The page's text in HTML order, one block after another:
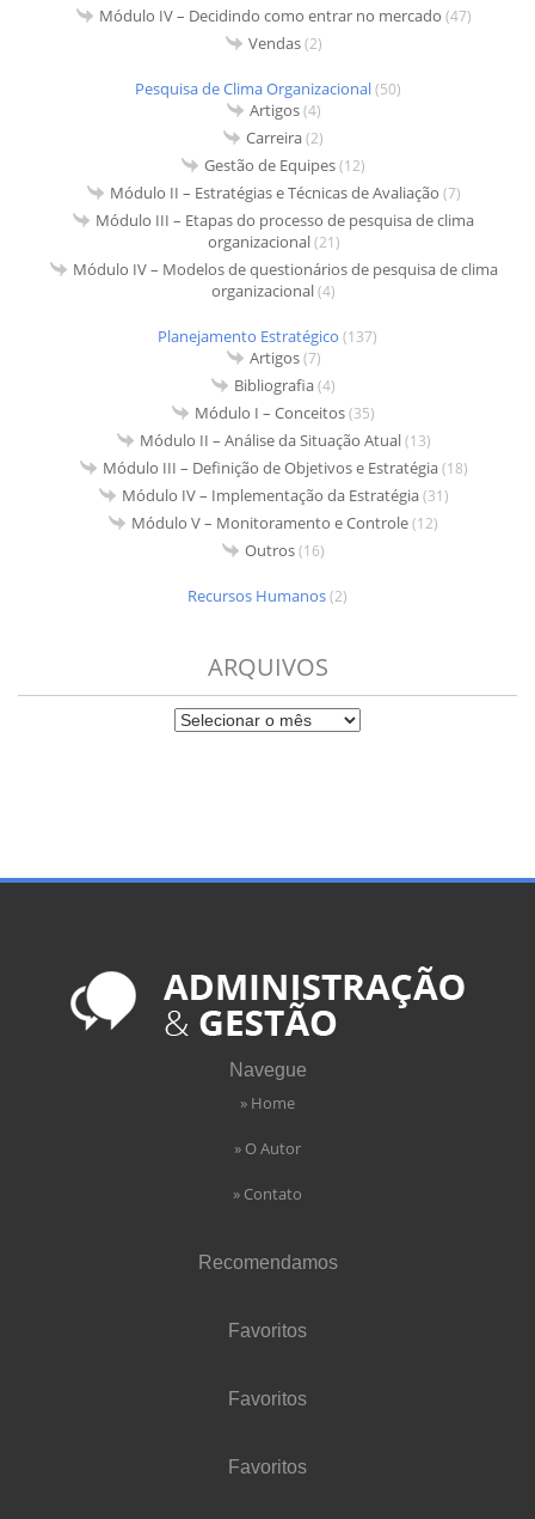
Módulo IV – Decidindo como entrar no mercado (47)
Vendas(2)
Pesquisa de Clima Organizacional(50)
Artigos(4)
Carreira(2)
Gestão de Equipes(12)
Módulo II – Estratégias e Técnicas de Avaliação (7)
Módulo III – Etapas do processo de pesquisa de clima
organizacional(21)
Módulo IV – Modelos de questionários de pesquisa de clima
organizacional(4)
Planejamento Estratégico (137)
Artigos(7)
Bibliografia(4)
Módulo I – Conceitos(35)
Módulo II – Análise da Situação Atual(13)
Módulo III – Definição de Objetivos e Estratégia(18)
Módulo IV – Implementação da Estratégia(31)
Módulo V – Monitoramento e Controle(12)
Outros(16)
Recursos Humanos(2)
ARQUIVOS
Navegue
» Home
» O Autor
» Contato
Recomendamos
Favoritos
Favoritos
Favoritos